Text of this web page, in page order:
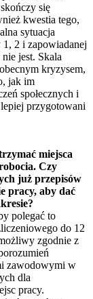
się
kwestia tego,
sytuacja
2 i zapowiadanej
jest. Skala
kryzysem,
jak im
społecznych i
przygotowani
miejsca
Czy
już przepisów
pracy, aby dać
polegać to
do 12
zgodnie z
zawodowymi w
dla
pracy.